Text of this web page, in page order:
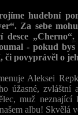
hudební
Za sebe
desce
- pokud
povyprávěl o
Aleksei
úžasné,
muž
albu! Skvělá